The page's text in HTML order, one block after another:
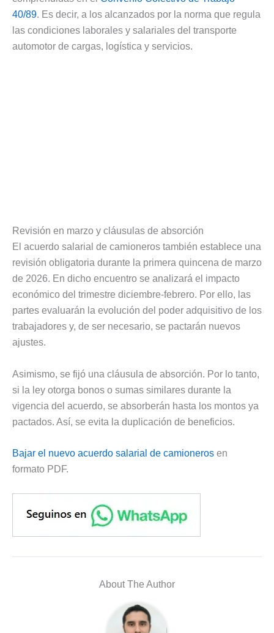
40/89. Es decir, a los alcanzados por la norma que regula
las condiciones laborales y salariales del transporte
automotor de cargas, logística y servicios.
Revisión en marzo y cláusulas de absorción
El acuerdo salarial de camioneros también establece una
revisión obligatoria durante la primera quincena de marzo
de 2026. En dicho encuentro se analizará el impacto
económico del trimestre diciembre-febrero. Por ello, las
partes evaluarán la evolución del poder adquisitivo de los
trabajadores y, de ser necesario, se pactarán nuevos
ajustes.
Asimismo, se fijó una cláusula de absorción. Por lo tanto,
si la ley otorga bonos o sumas similares durante la
vigencia del acuerdo, se absorberán hasta los montos ya
pactados. Así, se evita la duplicación de beneficios.
Bajar el nuevo acuerdo salarial de camioneros en
formato PDF.
About The Author